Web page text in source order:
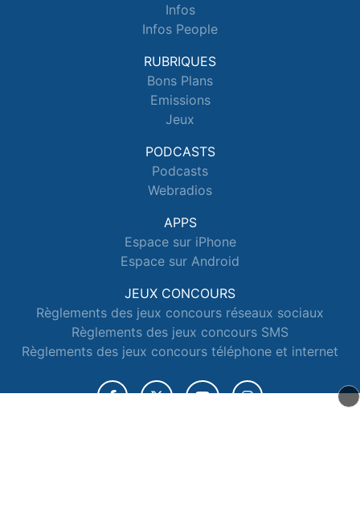
Infos
Infos People
RUBRIQUES
Bons Plans
Emissions
Jeux
PODCASTS
Podcasts
Webradios
APPS
Espace sur iPhone
Espace sur Android
JEUX CONCOURS
Règlements des jeux concours réseaux sociaux
Règlements des jeux concours SMS
Règlements des jeux concours téléphone et internet